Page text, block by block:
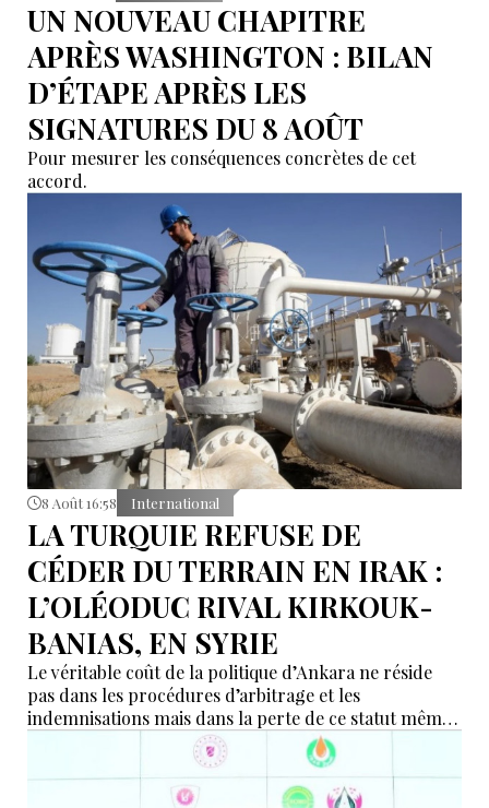
UN NOUVEAU CHAPITRE
APRÈS WASHINGTON : BILAN
D’ÉTAPE APRÈS LES
SIGNATURES DU 8 AOÛT
Pour mesurer les conséquences concrètes de cet
accord.
8 Août 16:58 International
LA TURQUIE REFUSE DE
CÉDER DU TERRAIN EN IRAK :
L’OLÉODUC RIVAL KIRKOUK-
BANIAS, EN SYRIE
Le véritable coût de la politique d’Ankara ne réside
pas dans les procédures d’arbitrage et les
indemnisations mais dans la perte de ce statut même
d’« intermédiaire indispensable » que la Turquie a mis
des décennies à construire.